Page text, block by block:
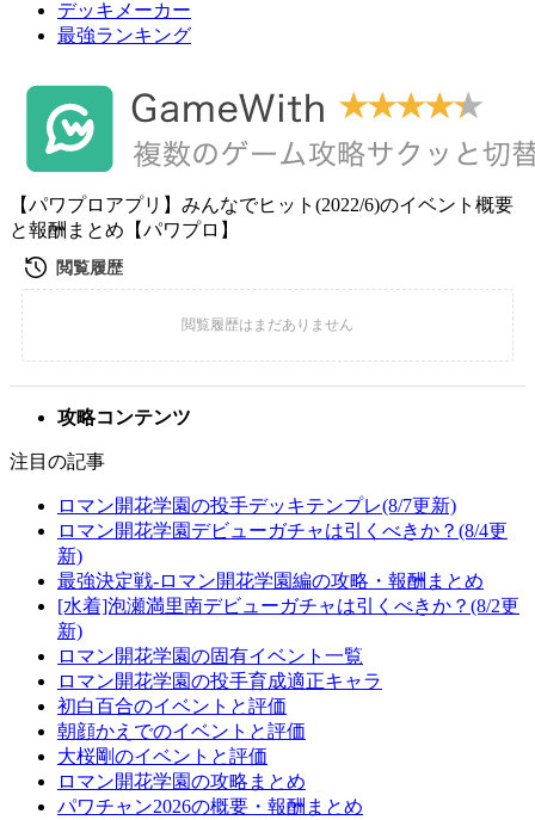
デッキメーカー
最強ランキング
【パワプロアプリ】みんなでヒット(2022/6)のイベント概要
と報酬まとめ【パワプロ】
攻略コンテンツ
注目の記事
ロマン開花学園の投手デッキテンプレ(8/7更新)
ロマン開花学園デビューガチャは引くべきか？(8/4更
新)
最強決定戦-ロマン開花学園編の攻略・報酬まとめ
[水着]泡瀬満里南デビューガチャは引くべきか？(8/2更
新)
ロマン開花学園の固有イベント一覧
ロマン開花学園の投手育成適正キャラ
初白百合のイベントと評価
朝顔かえでのイベントと評価
大桜剛のイベントと評価
ロマン開花学園の攻略まとめ
パワチャン2026の概要・報酬まとめ